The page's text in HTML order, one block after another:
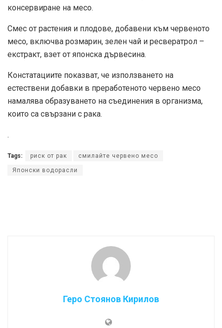
консервиране на месо.
Смес от растения и плодове, добавени към червеното
месо, включва розмарин, зелен чай и ресвератрол –
екстракт, взет от японска дървесина.
Констатациите показват, че използването на
естествени добавки в преработеното червено месо
намалява образуването на съединения в организма,
които са свързани с рака.
.
Tags: риск от рак смилайте червено месо
Японски водорасли
Геро Стоянов Кирилов